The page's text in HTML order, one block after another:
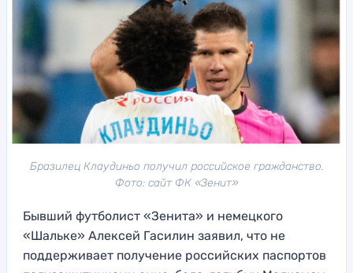
Бразилец Клаудиньо получил российское гражданство.
Фото: сайт ФК «Зенит»
Бывший футболист «Зенита» и немецкого
«Шальке» Алексей Гасилин заявил, что не
поддерживает получение российских паспортов